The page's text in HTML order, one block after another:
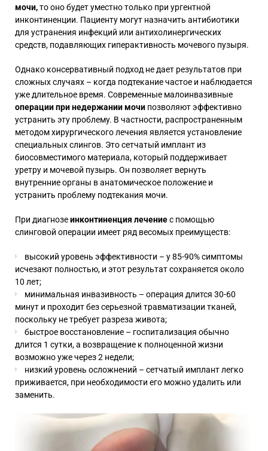
мочи,то оно будет уместно только при ургентной
инконтиненции. Пациенту могут назначить антибиотики
для устранения инфекций или антихолинергических
средств, подавляющих гиперактивность мочевого пузыря.
Однако консервативный подход не дает результатов при
сложных случаях – когда подтекание частое и наблюдается
уже длительное время. Современные малоинвазивные
операции при недержании мочи позволяют эффективно
устранить эту проблему. В частности, распространенным
методом хирургического лечения является установление
специальных слингов. Это сетчатый имплант из
биосовместимого материала, который поддерживает
уретру и мочевой пузырь. Он позволяет вернуть
внутренние органы в анатомическое положение и
устранить проблему подтекания мочи.
При диагнозеинконтиненция лечениес помощью
слинговой операции имеет ряд весомых преимуществ:
высокий уровень эффективности – у 85-90% симптомы
исчезают полностью, и этот результат сохраняется около
10 лет;
минимальная инвазивность – операция длится 30-60
минут и проходит без серьезной травматизации тканей,
поскольку не требует разреза живота;
быстрое восстановление – госпитализация обычно
длится 1 сутки, а возвращение к полноценной жизни
возможно уже через 2 недели;
низкий уровень осложнений – сетчатый имплант легко
приживается, при необходимости его можно удалить или
заменить.